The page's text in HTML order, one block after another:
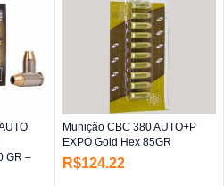
GR –
Munição CBC 380 AUTO+P
EXPO Gold Hex 85GR
R$124.22